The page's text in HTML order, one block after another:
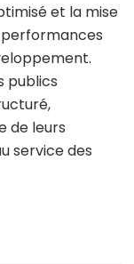
et la mise
performances
publics
de leurs
service des